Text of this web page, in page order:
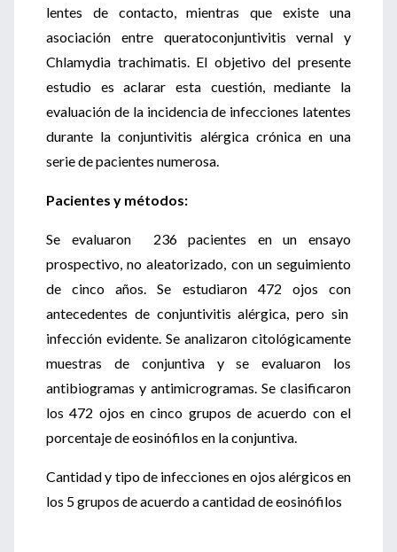
lentes de contacto, mientras que existe una
asociación entre queratoconjuntivitis vernal y
Chlamydia trachimatis. El objetivo del presente
estudio es aclarar esta cuestión, mediante la
evaluación de la incidencia de infecciones latentes
durante la conjuntivitis alérgica crónica en una
serie de pacientes numerosa.
Pacientes y métodos:
Se evaluaron 236 pacientes en un ensayo
prospectivo, no aleatorizado, con un seguimiento
de cinco años. Se estudiaron 472 ojos con
antecedentes de conjuntivitis alérgica, pero sin
infección evidente. Se analizaron citológicamente
muestras de conjuntiva y se evaluaron los
antibiogramas y antimicrogramas. Se clasificaron
los 472 ojos en cinco grupos de acuerdo con el
porcentaje de eosinófilos en la conjuntiva.
Cantidad y tipo de infecciones en ojos alérgicos en
los 5 grupos de acuerdo a cantidad de eosinófilos